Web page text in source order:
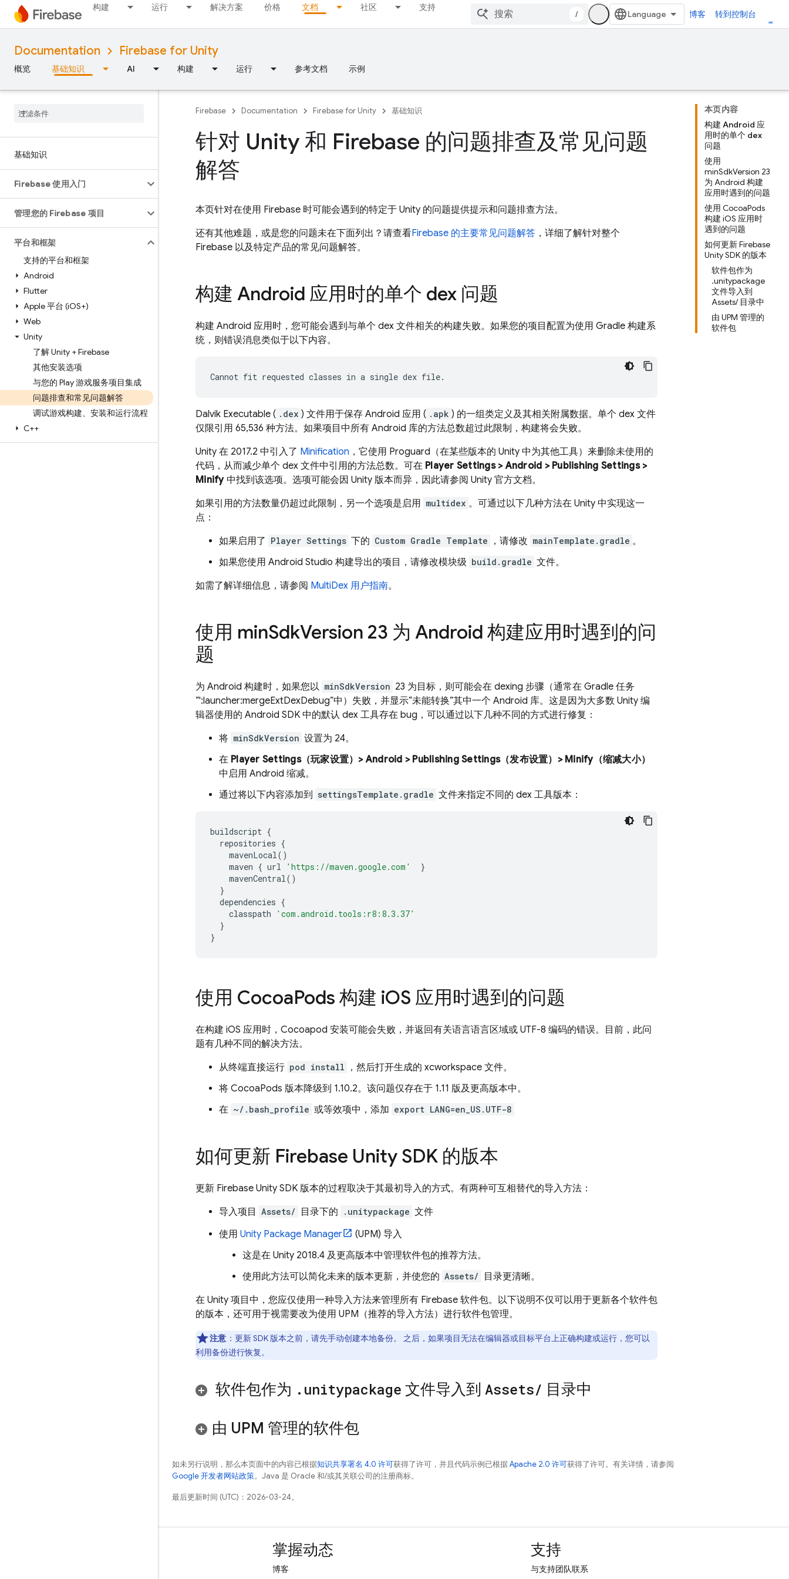
构建 运行 解决方案 价格 文档 社区 支持
/ 博客 转到控制台
Documentation Firebase for Unity
概览 基础知识 AI 构建 运行 参考文档 示例
基础知识
Firebase 使用入门
管理您的 Firebase 项目
平台和框架
支持的平台和框架
Android
Flutter
Apple 平台 (iOS+)
Web
Unity
了解 Unity + Firebase
其他安装选项
与您的 Play 游戏服务项目集成
问题排查和常见问题解答
调试游戏构建、安装和运行流程
C++
本页内容
构建 Android 应
用时的单个 dex
问题
使用
minSdkVersion 23
为 Android 构建
应用时遇到的问题
使用 CocoaPods
构建 iOS 应用时
遇到的问题
如何更新 Firebase
Unity SDK 的版本
软件包作为
.unitypackage
文件导入到
Assets/ 目录中
由 UPM 管理的
软件包
Firebase Documentation Firebase for Unity 基础知识
针对 Unity 和 Firebase 的问题排查及常见问题
解答
本页针对在使用 Firebase 时可能会遇到的特定于 Unity 的问题提供提示和问题排查方法。
还有其他难题，或是您的问题未在下面列出？请查看Firebase 的主要常见问题解答 ，详细了解针对整个
Firebase 以及特定产品的常见问题解答。
构建 Android 应用时的单个 dex 问题
构建 Android 应用时，您可能会遇到与单个 dex 文件相关的构建失败。如果您的项目配置为使用 Gradle 构建系
统，则错误消息类似于以下内容。
Dalvik Executable ( .dex ) 文件用于保存 Android 应用 ( .apk ) 的一组类定义及其相关附属数据。单个 dex 文件
仅限引用 65,536 种方法。如果项目中所有 Android 库的方法总数超过此限制，构建将会失败。
Unity 在 2017.2 中引入了 Minification ，它使用 Proguard（在某些版本的 Unity 中为其他工具）来删除未使用的
代码，从而减少单个 dex 文件中引用的方法总数。可在 Player Settings > Android > Publishing Settings >
Minify中找到该选项。选项可能会因 Unity 版本而异，因此请参阅 Unity 官方文档。
如果引用的方法数量仍超过此限制，另一个选项是启用 multidex 。可通过以下几种方法在 Unity 中实现这一
点：
如果启用了 Player Settings 下的 Custom Gradle Template ，请修改 mainTemplate.gradle 。
如果您使用 Android Studio 构建导出的项目，请修改模块级 build.gradle 文件。
如需了解详细信息，请参阅 MultiDex 用户指南。
使用 minSdkVersion 23 为 Android 构建应用时遇到的问
题
为 Android 构建时，如果您以 minSdkVersion 23 为目标，则可能会在 dexing 步骤（通常在 Gradle 任务
“':launcher:mergeExtDexDebug”中）失败，并显示“未能转换”其中一个 Android 库。这是因为大多数 Unity 编
辑器使用的 Android SDK 中的默认 dex 工具存在 bug，可以通过以下几种不同的方式进行修复：
将 minSdkVersion 设置为 24。
在 Player Settings（玩家设置）> Android > Publishing Settings（发布设置）> Minify（缩减大小）
中启用 Android 缩减。
通过将以下内容添加到 settingsTemplate.gradle 文件来指定不同的 dex 工具版本：
buildscript {
repositories {
mavenLocal()
maven { url 'https://maven.google.com'
}
mavenCentral()
}
dependencies {
classpath
'com.android.tools:r8:8.3.37'
}
}
使用 CocoaPods 构建 iOS 应用时遇到的问题
在构建 iOS 应用时，Cocoapod 安装可能会失败，并返回有关语言语言区域或 UTF-8 编码的错误。目前，此问
题有几种不同的解决方法。
从终端直接运行 pod install
，然后打开生成的 xcworkspace 文件。
将 CocoaPods 版本降级到 1.10.2。该问题仅存在于 1.11 版及更高版本中。
在 ~/.bash_profile 或等效项中，添加 export LANG=en_US.UTF-8
如何更新 Firebase Unity SDK 的版本
更新 Firebase Unity SDK 版本的过程取决于其最初导入的方式。有两种可互相替代的导入方法：
导入项目
Assets/ 目录下的 .unitypackage 文件
使用 Unity Package Manager
(UPM) 导入
这是在 Unity 2018.4 及更高版本中管理软件包的推荐方法。
使用此方法可以简化未来的版本更新，并使您的 Assets/
目录更清晰。
在 Unity 项目中，您应仅使用一种导入方法来管理所有 Firebase 软件包。以下说明不仅可以用于更新各个软件包
的版本，还可用于视需要改为使用 UPM（推荐的导入方法）进行软件包管理。
注意 ：更新 SDK 版本之前，请先手动创建本地备份。 之后，如果项目无法在编辑器或目标平台上正确构建或运行，您可以
利用备份进行恢复。
软件包作为 . unitypackage 文件导入到 Assets/ 目录中
由 UPM 管理的软件包
如未另行说明，那么本页面中的内容已根据知识共享署名 4.0 许可获得了许可，并且代码示例已根据Apache 2.0 许可获得了许可。有关详情，请参阅
Google 开发者网站政策。Java 是 Oracle 和/或其关联公司的注册商标。
最后更新时间 (UTC)：2026-03-24。
掌握动态
博客
支持
与支持团队联系